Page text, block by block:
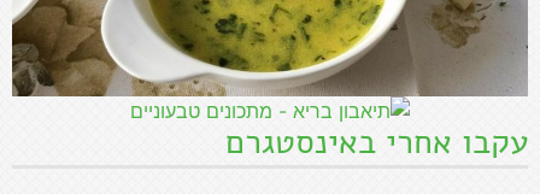
עקבו אחרי באינסטגרם